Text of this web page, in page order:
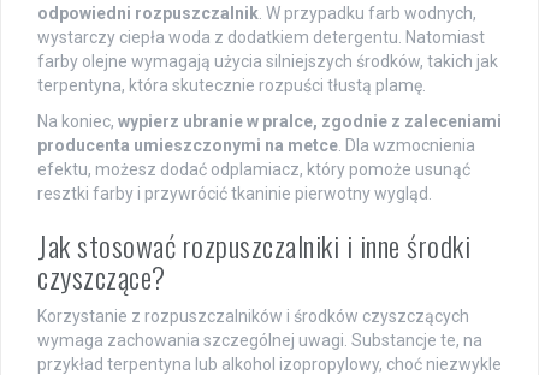
odpowiedni rozpuszczalnik . W przypadku farb wodnych,
wystarczy ciepła woda z dodatkiem detergentu. Natomiast
farby olejne wymagają użycia silniejszych środków, takich jak
terpentyna, która skutecznie rozpuści tłustą plamę.
Na koniec, wypierz ubranie w pralce, zgodnie z zaleceniami
producenta umieszczonymi na metce . Dla wzmocnienia
efektu, możesz dodać odplamiacz, który pomoże usunąć
resztki farby i przywrócić tkaninie pierwotny wygląd.
Jak stosować rozpuszczalniki i inne środki
czyszczące?
Korzystanie z rozpuszczalników i środków czyszczących
wymaga zachowania szczególnej uwagi. Substancje te, na
przykład terpentyna lub alkohol izopropylowy, choć niezwykle